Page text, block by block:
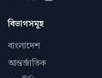
বিভাগসমূহ
বাংলাদেশ
আন্তর্জাতিক